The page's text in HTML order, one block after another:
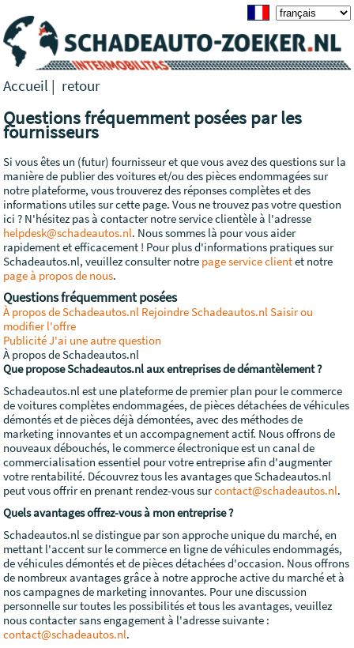
Accueil | retour
Questions fréquemment posées par les
fournisseurs
Si vous êtes un (futur) fournisseur et que vous avez des questions sur la
manière de publier des voitures et/ou des pièces endommagées sur
notre plateforme, vous trouverez des réponses complètes et des
informations utiles sur cette page. Vous ne trouvez pas votre question
ici ? N'hésitez pas à contacter notre service clientèle à l'adresse
helpdesk@schadeautos.nl. Nous sommes là pour vous aider
rapidement et efficacement ! Pour plus d'informations pratiques sur
Schadeautos.nl, veuillez consulter notre page service clientet notre
page à propos de nous.
Questions fréquemment posées
À propos de Schadeautos.nl Rejoindre Schadeautos.nlSaisir ou
modifier l'offre
PublicitéJ'ai une autre question
À propos de Schadeautos.nl
Que propose Schadeautos.nl aux entreprises de démantèlement ?
Schadeautos.nl est une plateforme de premier plan pour le commerce
de voitures complètes endommagées, de pièces détachées de véhicules
démontés et de pièces déjà démontées, avec des méthodes de
marketing innovantes et un accompagnement actif. Nous offrons de
nouveaux débouchés, le commerce électronique est un canal de
commercialisation essentiel pour votre entreprise afin d'augmenter
votre rentabilité. Découvrez tous les avantages que Schadeautos.nl
peut vous offrir en prenant rendez-vous surcontact@schadeautos.nl.
Quels avantages offrez-vous à mon entreprise ?
Schadeautos.nl se distingue par son approche unique du marché, en
mettant l'accent sur le commerce en ligne de véhicules endommagés,
de véhicules démontés et de pièces détachées d'occasion. Nous offrons
de nombreux avantages grâce à notre approche active du marché et à
nos campagnes de marketing innovantes. Pour une discussion
personnelle sur toutes les possibilités et tous les avantages, veuillez
nous contacter sans engagement à l'adresse suivante :
contact@schadeautos.nl.